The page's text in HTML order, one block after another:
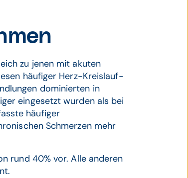
zu jenen mit akuten
häufiger Herz-Kreislauf-
dominierten in
eingesetzt wurden als bei
häufiger
Schmerzen mehr
rund 40% vor. Alle anderen